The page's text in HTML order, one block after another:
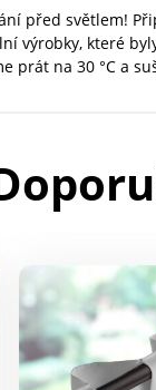
před světlem!
výrobky, které
prát na 30 °C a